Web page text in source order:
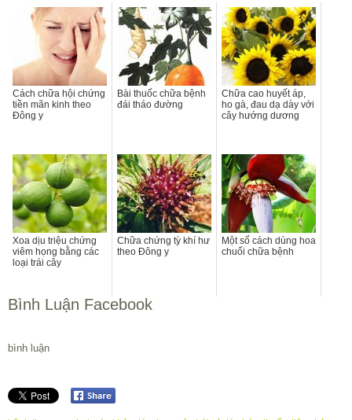
Cách chữa hội chứng
tiền mãn kinh theo
Đông y
Bài thuốc chữa bệnh
đái tháo đường
Chữa cao huyết áp,
ho gà, đau dạ dày với
cây hướng dương
Xoa dịu triệu chứng
viêm họng bằng các
loại trái cây
Chữa chứng tỳ khí hư
theo Đông y
Một số cách dùng hoa
chuối chữa bệnh
Bình Luận Facebook
bình luận